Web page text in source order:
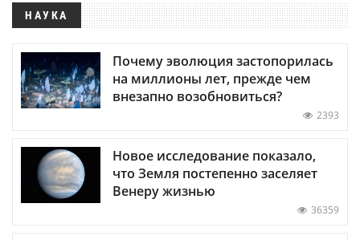
НАУКА
Почему эволюция застопорилась
на миллионы лет, прежде чем
внезапно возобновиться?
2393
Новое исследование показало,
что Земля постепенно заселяет
Венеру жизнью
36359